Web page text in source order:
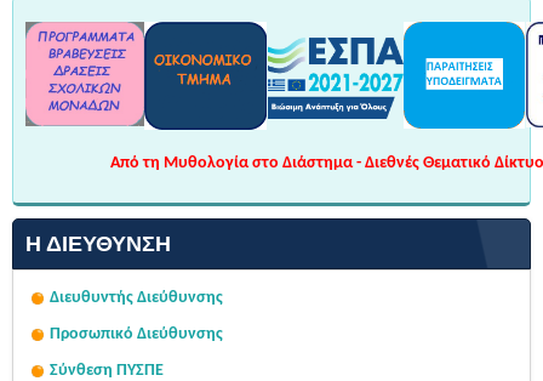
Από τη Μυθολογία στο Διάστημα - Διεθνές Θεματικό
Η ΔΙΕΎΘΥΝΣΗ
Διευθυντής Διεύθυνσης
Προσωπικό Διεύθυνσης
Σύνθεση ΠΥΣΠΕ